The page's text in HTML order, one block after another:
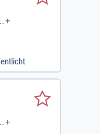
+
+